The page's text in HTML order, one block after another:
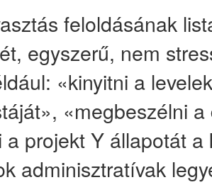
feloldásának
egyszerű, nem
«kinyitni a
«megbeszélni
a projekt Y állapotát
adminisztratívak